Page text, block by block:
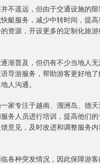
不遥远，但由于交通设施的
艇服务，减少中转时间，提
源，开设更多的定制化旅游
渐普及，但仍有不少当地人
导游服务，帮助游客更好地
人沟通。
家专注于越南、涠洲岛、德天
务人员进行培训，提高他们
意见，及时改进和调整服务
各种突发情况，因此保障游